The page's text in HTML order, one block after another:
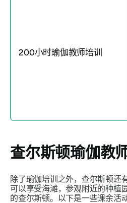
200小时瑜伽教师培训
查尔斯顿瑜伽教
除了瑜伽培训之外，查尔斯顿还
可以享受海滩，参观附近的种植
的查尔斯顿。以下是一些课余活